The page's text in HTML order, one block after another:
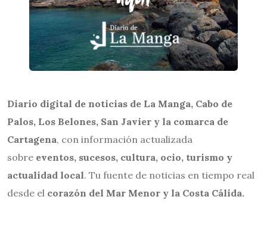
Diario digital de noticias de La Manga, Cabo de
Palos, Los Belones, San Javier y la comarca de
Cartagena, con información actualizada
sobre eventos, sucesos, cultura, ocio, turismo y
actualidad local. Tu fuente de noticias en tiempo real
desde el corazón del Mar Menor y la Costa Cálida.